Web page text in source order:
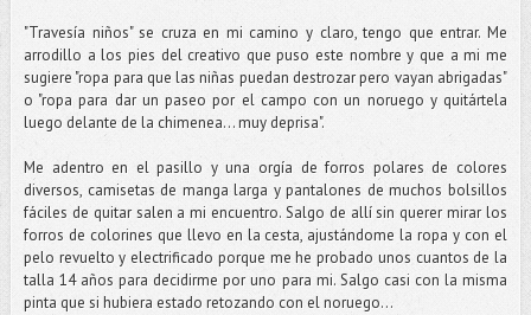
"Travesía niños" se cruza en mi camino y claro, tengo que entrar. Me
arrodillo a los pies del creativo que puso este nombre y que a mi me
sugiere "ropa para que las niñas puedan destrozar pero vayan abrigadas"
o "ropa para dar un paseo por el campo con un noruego y quitártela
luego delante de la chimenea... muy deprisa".
Me adentro en el pasillo y una orgía de forros polares de colores
diversos, camisetas de manga larga y pantalones de muchos bolsillos
fáciles de quitar salen a mi encuentro. Salgo de allí sin querer mirar los
forros de colorines que llevo en la cesta, ajustándome la ropa y con el
pelo revuelto y electrificado porque me he probado unos cuantos de la
talla 14 años para decidirme por uno para mi. Salgo casi con la misma
pinta que si hubiera estado retozando con el noruego...